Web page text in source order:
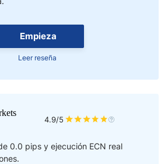
Empieza
Leer reseña
4.9/5
0.0 pips y ejecución ECN real